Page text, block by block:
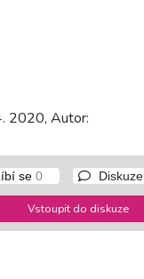
2020, Autor:
Diskuze
Vstoupit do diskuze